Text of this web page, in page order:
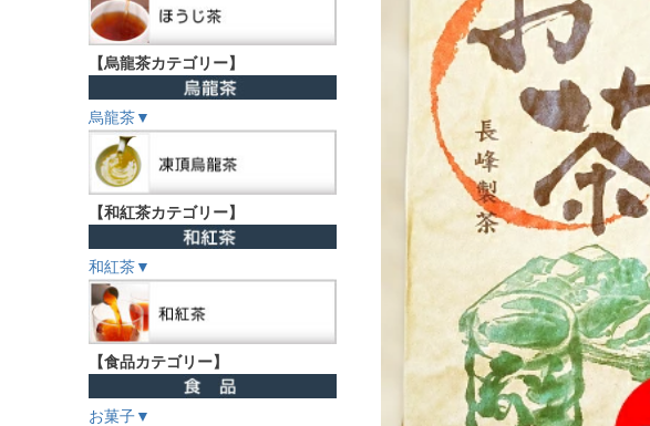
【烏龍茶カテゴリー】
烏龍茶▼
【和紅茶カテゴリー】
和紅茶▼
【食品カテゴリー】
お菓子▼